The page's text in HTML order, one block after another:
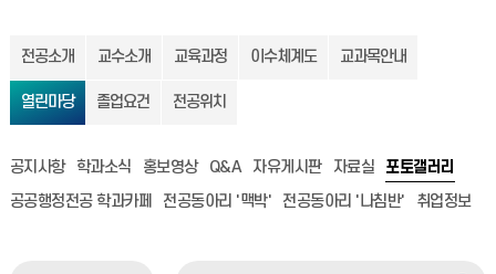
전공소개 교수소개 교육과정 이수체계도 교과목안내
열린마당 졸업요건 전공위치
공지사항 학과소식 홍보영상 Q&A 자유게시판 자료실
포토갤러리
공공행정전공 학과카페
전공동아리 '맥박' 전공동아리 '나침반' 취업정보